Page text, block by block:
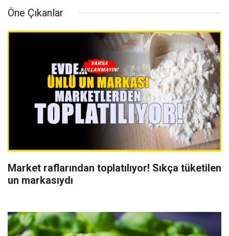
Öne Çıkanlar
Market raflarından toplatılıyor! Sıkça tüketilen
un markasıydı